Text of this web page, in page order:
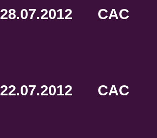
28.07.2012 CAC
22.07.2012 CAC